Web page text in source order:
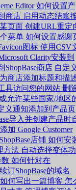
Editor 如何设置产
商店 启用动态结账
页面 创建URL重定
菜单 如何设置感谢
图标 使用CSV
Clarity安装到
商店 自定
为商店添加标题和描
具访问您的网站 删
允许某些国家/地区
义通知添加到产品页
导入并创建产品时
添加 Google Customer
店铺 如何安
方法 自动选择变体功
如何针对在
续订ShopBase的域名
如何写出一篇博客 怎